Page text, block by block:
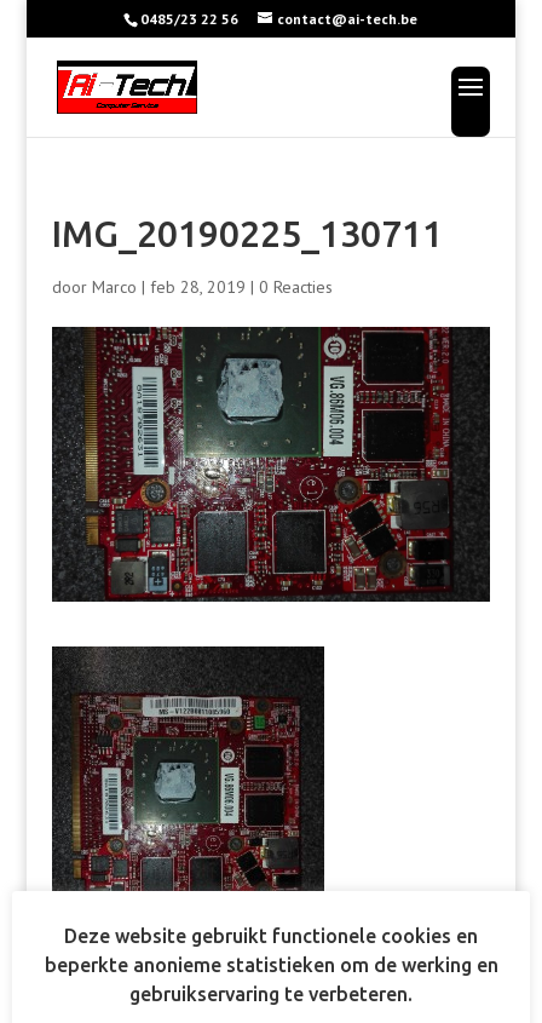
0485/23 22 56 contact@ai-tech.be
IMG_20190225_130711
door Marco | feb 28, 2019 | 0 Reacties
Deze website gebruikt functionele cookies en
beperkte anonieme statistieken om de werking en
gebruikservaring te verbeteren.